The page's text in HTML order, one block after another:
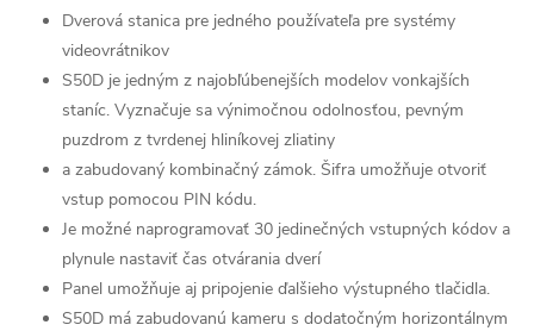
Dverová stanica pre jedného používateľa pre systémy
videovrátnikov
S50D je jedným z najobľúbenejších modelov vonkajších
staníc. Vyznačuje sa výnimočnou odolnosťou, pevným
puzdrom z tvrdenej hliníkovej zliatiny
a zabudovaný kombinačný zámok. Šifra umožňuje otvoriť
vstup pomocou PIN kódu.
Je možné naprogramovať 30 jedinečných vstupných kódov a
plynule nastaviť čas otvárania dverí
Panel umožňuje aj pripojenie ďalšieho výstupného tlačidla.
S50D má zabudovanú kameru s dodatočným horizontálnym